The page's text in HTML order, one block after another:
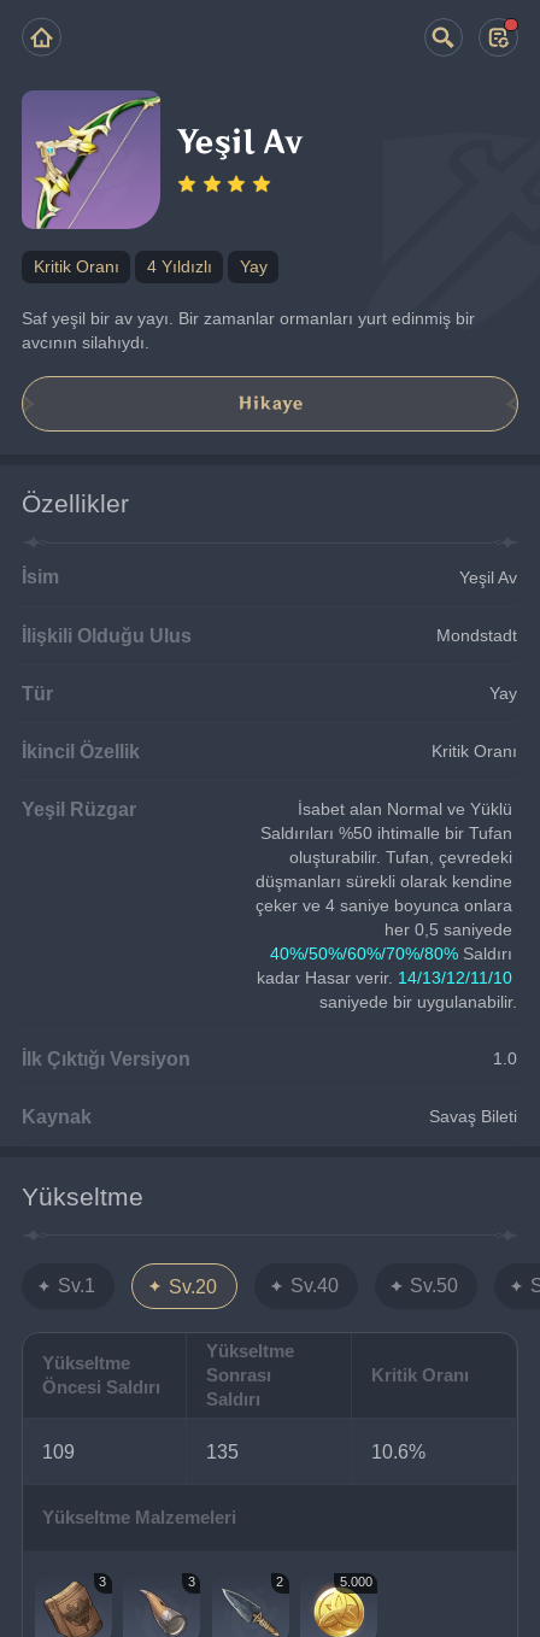
Yeşil Av
Kritik Oranı 4 Yıldızlı Yay
Saf yeşil bir av yayı. Bir zamanlar ormanları yurt edinmiş bir
avcının silahıydı.
Hikaye
Özellikler
İsim Yeşil Av
İlişkili Olduğu Ulus Mondstadt
Tür Yay
İkincil Özellik Kritik Oranı
Yeşil Rüzgar
İsabet alan Normal ve Yüklü
Saldırıları %50 ihtimalle bir Tufan
oluşturabilir. Tufan, çevredeki
düşmanları sürekli olarak kendine
çeker ve 4 saniye boyunca onlara
her 0,5 saniyede
40%/50%/60%/70%/80% Saldırı
kadar Hasar verir. 14/13/12/11/10
saniyede bir uygulanabilir.
İlk Çıktığı Versiyon 1.0
Kaynak Savaş Bileti
Yükseltme
Sv.1 Sv.20 Sv.40 Sv.50
Yükseltme
Öncesi Saldırı
Yükseltme
Sonrası
Saldırı
Kritik Oranı
109 135 10.6%
Yükseltme Malzemeleri
3 3 2 5.000